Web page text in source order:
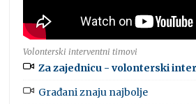
Volonterski interventni timovi
Za zajednicu - volonterski
Građani znaju najbolje